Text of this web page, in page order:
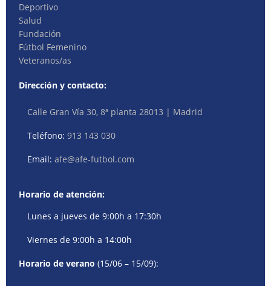
Deportivo
Salud
Fundación
Fútbol Femenino
Veteranos/as
Dirección y contacto:
Calle Gran Vía 30, 8ª planta 28013 | Madrid
Teléfono:913 143 030
Email:afe@afe-futbol.com
Horario de atención:
Lunes a jueves de 9:00h a 17:30h
Viernes de 9:00h a 14:00h
Horario de verano (15/06 – 15/09):